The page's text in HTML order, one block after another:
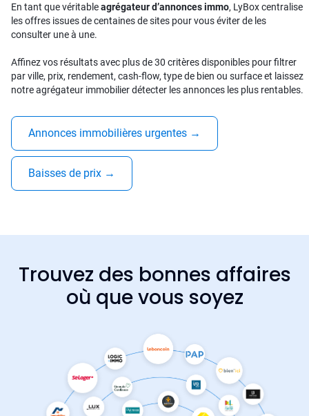
En tant que véritableagrégateur d’annonces immo, LyBox centralise
les offres issues de centaines de sites pour vous éviter de les
consulter une à une.
Affinez vos résultats avec plus de 30 critères disponibles pour filtrer
par ville, prix, rendement, cash-flow, type de bien ou surface et laissez
notre agrégateur immobilier détecter les annonces les plus rentables.
Annonces immobilières urgentes →
Baisses de prix →
Trouvez des bonnes affaires
où que vous soyez